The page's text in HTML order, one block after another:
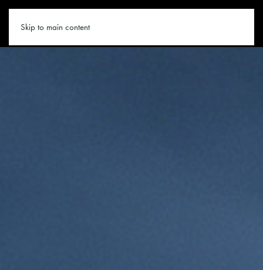
Skip to main content
SNOWBOARDEN.CO